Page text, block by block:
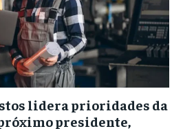
lidera prioridades da
presidente,